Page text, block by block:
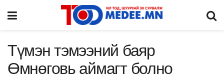
Түмэн тэмээний баяр
Өмнөговь аймагт болно